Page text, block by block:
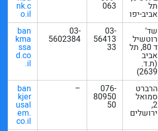
תל
אביב-יפו
063
nk.c
o.il
שד'
רוטשיל
ד 80, תל
אביב
(ת.ד.
2639)
03-
56413
33
03-
5602384
ban
kma
ssa
d.co
.il
הרברט
סמואל
2,
ירושלים
076-
80950
50
–
ban
kjer
usal
em.
co.il